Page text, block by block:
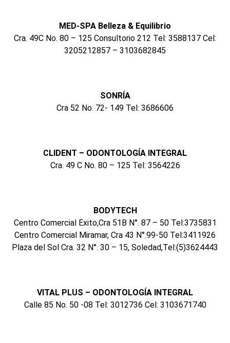
MED-SPA Belleza & Equilibrio
Cra. 49C No. 80 – 125 Consultorio 212 Tel: 3588137 Cel:
3205212857 – 3103682845
SONRÍA
Cra 52 No. 72- 149 Tel: 3686606
CLIDENT – ODONTOLOGÍA INTEGRAL
Cra. 49 C No. 80 – 125 Tel: 3564226
BODYTECH
Centro Comercial Exito,Cra 51B N°. 87 – 50 Tel:3735831
Centro Comercial Miramar, Cra 43 N°.99-50 Tel:3411926
Plaza del Sol Cra. 32 N°. 30 – 15, Soledad,Tel:(5)3624443
VITAL PLUS – ODONTOLOGÍA INTEGRAL
Calle 85 No. 50 -08 Tel: 3012736 Cel: 3103671740